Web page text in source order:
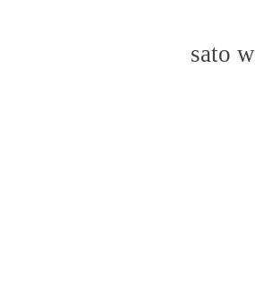
sato